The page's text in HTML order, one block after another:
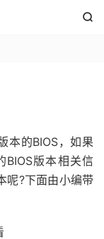

本的BIOS，如果
BIOS版本相关信
呢?下面由小编带